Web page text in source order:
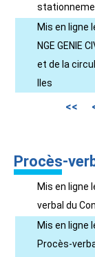
Mis en ligne
NGE GENIE
et de la
Iles
<<
Procès-
Mis en ligne
verbal du
Mis en ligne
Procès-